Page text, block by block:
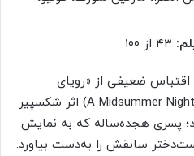
۴۳ از ۱۰۰
ضعیفی از «رویای
نیمه‌شب تابستان» (A Midsummer Night’s Dream) اثر شکسپیر
پسری هجده‌ساله که به نمایش
سابقش را به‌دست بیاورد.